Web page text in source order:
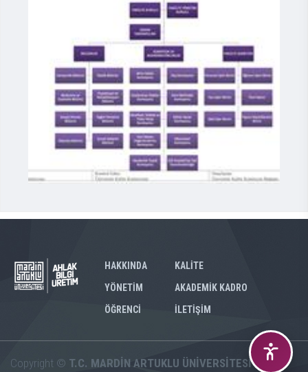
HAKKINDA
YÖNETİM
ÖĞRENCİ
KALİTE
AKADEMİK KADRO
İLETİŞİM
Copyright © T.C. MARDİN ARTUKLU ÜNİVERSİTESİ